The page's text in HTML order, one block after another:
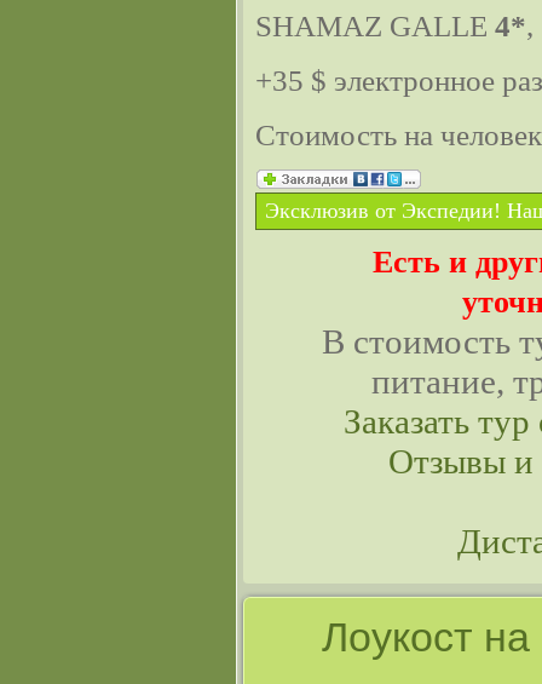
SHAMAZ GALLE 4*,
+35 $ электронное
Стоимость на
Эксклюзив от Экспедии!
Есть и
В стоимость
питание,
Заказать
Отзывы и
Лоукост